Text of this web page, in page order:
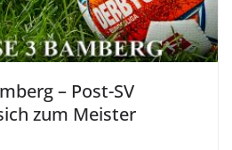
– Post-SV
zum Meister